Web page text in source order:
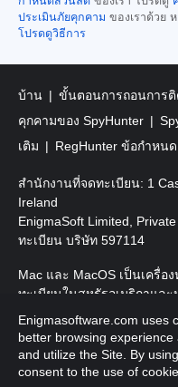
ประเมินภัยคุกคาม ของเราด้วย
โปรดดูวิธีการ
บ้าน ขั้นตอนการถอนการ
คุกคามของ SpyHunter
เติม
RegHunter ข้อกำหน
สำนักงานที่จดทะเบียน: 1
Ireland
EnigmaSoft Limited,
ทะเบียน บริษัท 597114
Mac และ MacOS เป็นเครื่อ
ทะเบียนในสหรัฐอเมริกาและ
ลิขสิทธิ์ 2016-2026
Enigmasoftware.com uses
better browsing
and utilize the Site. By
consent to the use of